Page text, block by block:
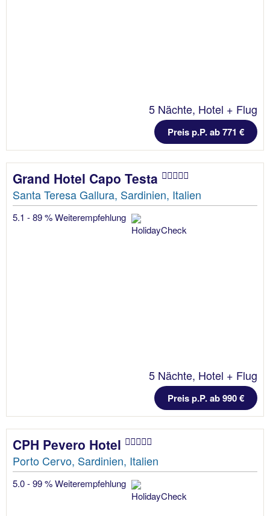
5 Nächte, Hotel + Flug
Preis p.P. ab 771 €
Grand Hotel Capo Testa
Santa Teresa Gallura, Sardinien, Italien
5.1 - 89 % Weiterempfehlung
5 Nächte, Hotel + Flug
Preis p.P. ab 990 €
CPH Pevero Hotel
Porto Cervo, Sardinien, Italien
5.0 - 99 % Weiterempfehlung